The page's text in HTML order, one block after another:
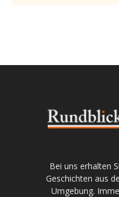
Bei uns erhalten
Geschichten aus
Umgebung.